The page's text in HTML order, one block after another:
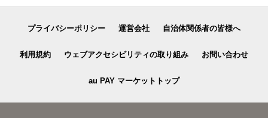
プライバシーポリシー 運営会社 自治体関係者の皆様へ
利用規約 ウェブアクセシビリティの取り組み お問い合わせ
au PAY マーケットトップ